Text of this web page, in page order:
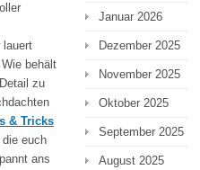
lauert
behält
zu
& Tricks
die euch
ans
Januar 2026
Dezember 2025
November 2025
Oktober 2025
September 2025
August 2025